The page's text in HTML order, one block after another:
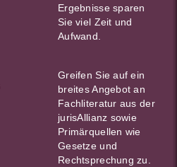
Ergebnisse sparen
Sie viel Zeit und
Aufwand.
Greifen Sie auf ein
breites Angebot an
Fachliteratur aus der
jurisAllianz sowie
Primärquellen wie
Gesetze und
Rechtsprechung zu.